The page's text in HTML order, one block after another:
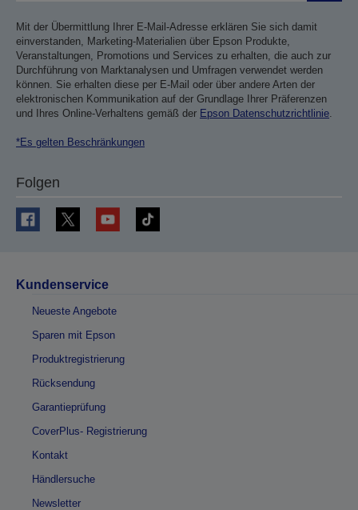
Mit der Übermittlung Ihrer E-Mail-Adresse erklären Sie sich damit
einverstanden, Marketing-Materialien über Epson Produkte,
Veranstaltungen, Promotions und Services zu erhalten, die auch zur
Durchführung von Marktanalysen und Umfragen verwendet werden
können. Sie erhalten diese per E-Mail oder über andere Arten der
elektronischen Kommunikation auf der Grundlage Ihrer Präferenzen
und Ihres Online-Verhaltens gemäß der Epson Datenschutzrichtlinie.
*Es gelten Beschränkungen
Folgen
Kundenservice
Neueste Angebote
Sparen mit Epson
Produktregistrierung
Rücksendung
Garantieprüfung
CoverPlus- Registrierung
Kontakt
Händlersuche
Newsletter